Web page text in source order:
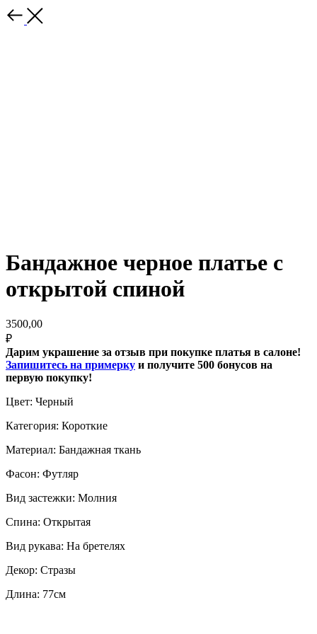
Бандажное черное платье с
открытой спиной
3500,00
₽
Дарим украшение за отзыв при покупке платья в салоне!
Запишитесь на примерку и получите 500 бонусов на
первую покупку!
Цвет: Черный
Категория: Короткие
Материал: Бандажная ткань
Фасон: Футляр
Вид застежки: Молния
Спина: Открытая
Вид рукава: На бретелях
Декор: Стразы
Длина: 77см